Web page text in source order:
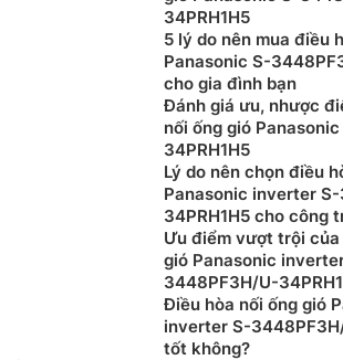
Inverter hoạt động hiệu quả hơn, tuy
model không Inverter nhưng sẽ giúp
2,137 triệu VNĐ trên hóa đơn tiền điện
giảm khoảng 48% mức điện năng tiêu
34PRH1H5
5 lý do nên mua điều
Panasonic S-
cho gia đình bạn
Đánh giá ưu, nhược
nối ống gió
34PRH1H5
Lý do nên chọn điều
Panasonic inverter
34PRH1H5 cho công
Ưu điểm vượt trội
gió Panasonic
3448PF3H/U-
Điều hòa nối ống gió
inverter S-
tốt không?